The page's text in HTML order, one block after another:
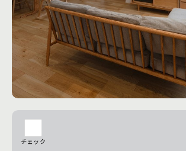
一人ひとり違う理想の住まいづくりを、 お
かなえます。 LIZUM HOMEは大阪を拠点とした 家づくりの
会社です。 「LIZUM」に込めたのは、「“理
と」、 「LIVE(生きること)」、「住むこと
生きるうえで不可欠な住宅にも、 自分らしさ
い。 常に「もし自分が住むなら」というお客
暮らす人にとって快適で合理的な住まい、 “
工務店
チェック